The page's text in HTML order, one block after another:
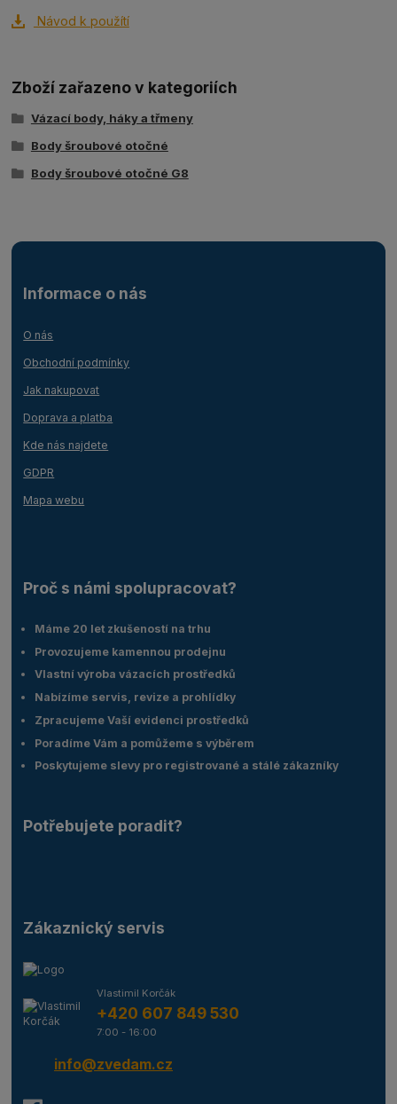
Návod k použítí
Zboží zařazeno v kategoriích
Vázací body, háky a třmeny
Body šroubové otočné
Body šroubové otočné G8
Informace o nás
O nás
Obchodní podmínky
Jak nakupovat
Doprava a platba
Kde nás najdete
GDPR
Mapa webu
Proč s námi spolupracovat?
Máme 20 let zkušeností na trhu
Provozujeme kamennou prodejnu
Vlastní výroba vázacích prostředků
Nabízíme servis, revize a prohlídky
Zpracujeme Vaší evidenci prostředků
Poradíme Vám a pomůžeme s výběrem
Poskytujeme slevy pro registrované a stálé zákazníky
Potřebujete poradit?
Zákaznický servis
Vlastimil Korčák
+420 607 849 530
7:00 - 16:00
info@zvedam.cz